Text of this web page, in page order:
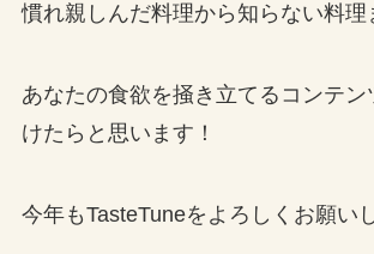
慣れ親しんだ料理から知らない料理
あなたの食欲を掻き立てるコンテン
けたらと思います！
今年もTasteTuneをよろしくお願い